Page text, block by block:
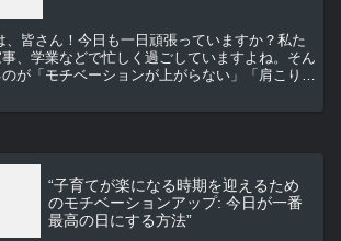
、皆さん！今日も一日頑張っていますか？私た
、学業などで忙しく過ごしていますよね。そん
が「モチベーションが上がらない」「肩こりが
“子育てが楽になる時期を迎えるため
のモチベーションアップ: 今日が一番
最高の日にする方法”